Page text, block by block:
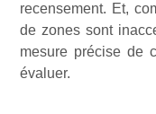
recensement. Et,
de zones sont
mesure précise de
évaluer.